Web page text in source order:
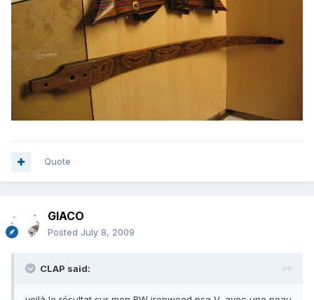
Quote
GIACO
Posted July 8, 2009
CLAP said: